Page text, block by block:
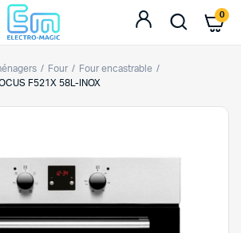
0
Four
Four encastrable
F521X 58L-INOX